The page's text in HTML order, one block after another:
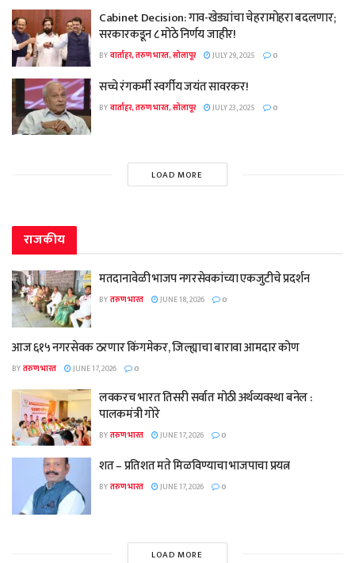
Cabinet Decision: गाव-खेड्यांचा चेहरामोहरा बदलणार;
सरकारकडून ८ मोठे निर्णय जाहीर!
BYवार्ताहर, तरुण भारत, सोलापूर JULY 29, 2025 0
सच्चे रंगकर्मी स्वर्गीय जयंत सावरकर!
BYवार्ताहर, तरुण भारत, सोलापूर JULY 23, 2025 0
LOAD MORE
राजकीय
मतदानावेळी भाजप नगरसेवकांच्या एकजुटीचे प्रदर्शन
BYतरुण भारत JUNE 18, 2026 0
आज ६१५ नगरसेवक ठरणार किंगमेकर, जिल्ह्याचा बारावा आमदार कोण
BYतरुण भारत JUNE 17, 2026 0
लवकरच भारत तिसरी सर्वात मोठी अर्थव्यवस्था बनेल :
पालकमंत्री गोरे
BYतरुण भारत JUNE 17, 2026 0
शत – प्रतिशत मते मिळविण्याचा भाजपाचा प्रयत्न
BYतरुण भारत JUNE 17, 2026 0
LOAD MORE